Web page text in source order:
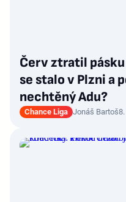
Červ ztratil
se stalo v Plzni a
nechtěný Adu?
Chance Liga Jonáš Bartoš